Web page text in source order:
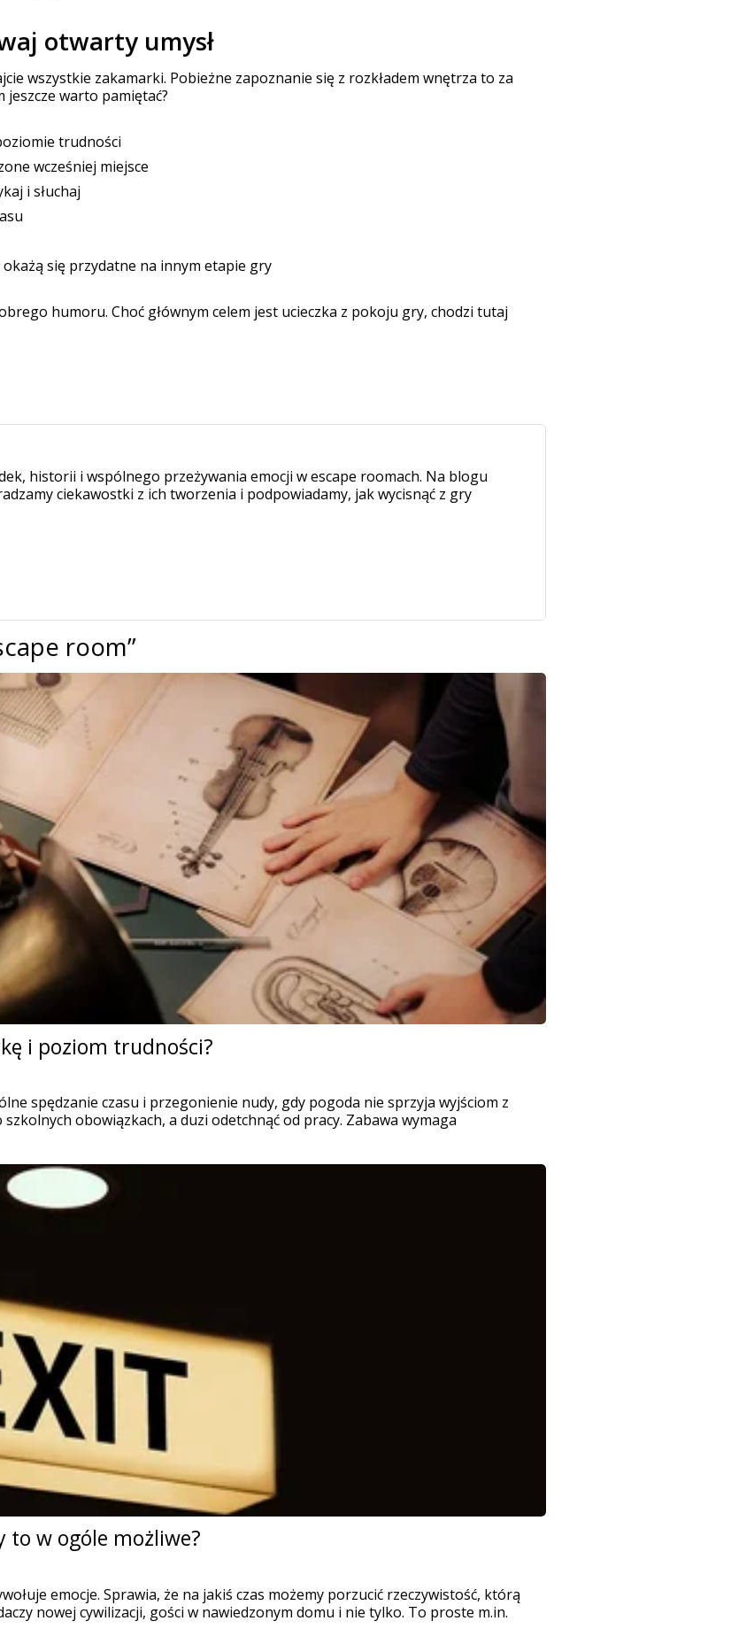
otwarty umysł
wszystkie zakamarki. Pobieżne zapoznanie się z rozkładem wnętrza to za
jeszcze warto pamiętać?
trudności
wcześniej miejsce
i słuchaj
się przydatne na innym etapie gry
humoru. Choć głównym celem jest ucieczka z pokoju gry, chodzi tutaj
historii i wspólnego przeżywania emocji w escape roomach. Na blogu
ciekawostki z ich tworzenia i podpowiadamy, jak wycisnąć z gry
room”
i poziom trudności?
spędzanie czasu i przegonienie nudy, gdy pogoda nie sprzyja wyjściom z
obowiązkach, a duzi odetchnąć od pracy. Zabawa wymaga
to w ogóle możliwe?
emocje. Sprawia, że na jakiś czas możemy porzucić rzeczywistość, którą
nowej cywilizacji, gości w nawiedzonym domu i nie tylko. To proste m.in.